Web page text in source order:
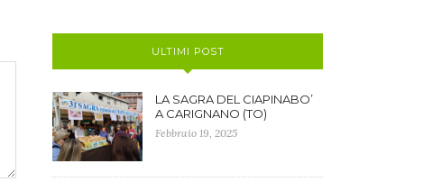
ULTIMI POST
LA SAGRA DEL CIAPINABO’
A CARIGNANO (TO)
Febbraio 19, 2025